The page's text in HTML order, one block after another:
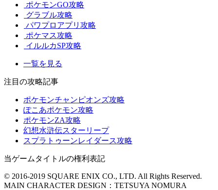
ポケモンGO攻略
グラブル攻略
パワプロアプリ攻略
ポケマス攻略
イルルカSP攻略
一覧を見る
注目の攻略記事
ポケモンチャンピオンズ攻略
ぽこあポケモン攻略
ポケモンZA攻略
幻想水滸伝スターリープ
スプラトゥーンレイダース攻略
当ゲームタイトルの権利表記
© 2016-2019 SQUARE ENIX CO., LTD. All Rights Reserved.
MAIN CHARACTER DESIGN：TETSUYA NOMURA